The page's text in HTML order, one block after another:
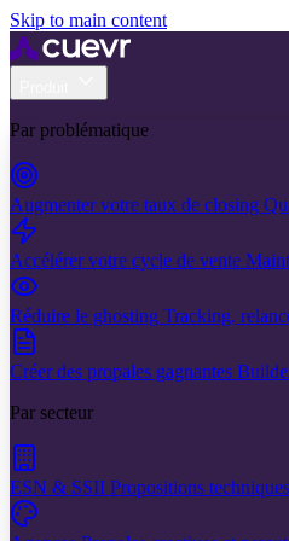
Skip to main content
Par problématique
Augmenter votre taux de closing
Accélérer votre cycle de vente
Réduire le ghosting Tracking,
Créer des propales gagnantes
Par secteur
ESN & SSII Propositions